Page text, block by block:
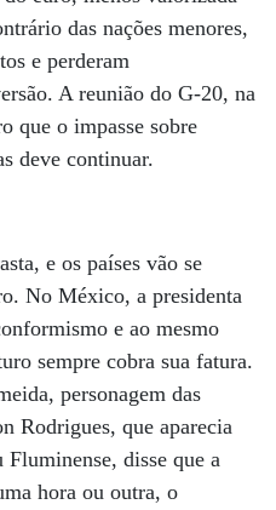
das nações menores,
e perderam
A reunião do G-20, na
que o impasse sobre
deve continuar.
e os países vão se
No México, a presidenta
e ao mesmo
sempre cobra sua fatura.
personagem das
Rodrigues, que aparecia
disse que a
hora ou outra, o